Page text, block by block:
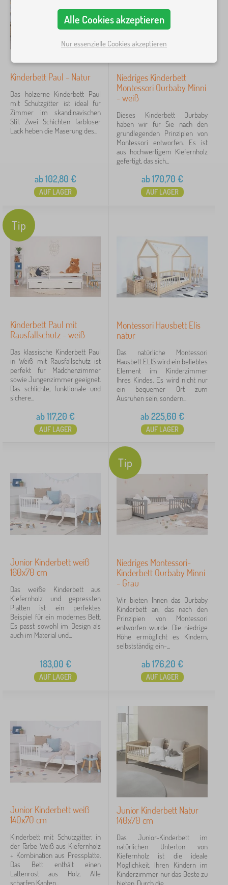
Kinderbett Paul - Natur
Das hölzerne Kinderbett Paul
mit Schutzgitter ist ideal für
Zimmer im skandinavischen
Stil. Zwei Schichten farbloser
Lack heben die Maserung des...
ab102,80 €
AUF LAGER
Niedriges Kinderbett
Montessori Ourbaby Minni
- weiß
Dieses Kinderbett Ourbaby
haben wir für Sie nach den
grundlegenden Prinzipien von
Montessori entworfen. Es ist
aus hochwertigem Kiefernholz
gefertigt, das sich...
ab170,70 €
AUF LAGER
Tip
Kinderbett Paul mit
Rausfallschutz - weiß
Das klassische Kinderbett Paul
in Weiß mit Rausfallschutz ist
perfekt für Mädchenzimmer
sowie Jungenzimmer geeignet.
Das schlichte, funktionale und
sichere...
ab117,20 €
AUF LAGER
Montessori Hausbett Elis
natur
Das natürliche Montessori
Hausbett ELIS wird ein beliebtes
Element im Kinderzimmer
Ihres Kindes. Es wird nicht nur
ein bequemer Ort zum
Ausruhen sein, sondern...
ab225,60 €
AUF LAGER
Junior Kinderbett weiß
160x70 cm
Das weiße Kinderbett aus
Kiefernholz und gepressten
Platten ist ein perfektes
Beispiel für ein modernes Bett.
Es passt sowohl im Design als
auch im Material und...
183,00 €
AUF LAGER
Tip
Niedriges Montessori-
Kinderbett Ourbaby Minni
- Grau
Wir bieten Ihnen das Ourbaby
Kinderbett an, das nach den
Prinzipien von Montessori
entworfen wurde. Die niedrige
Höhe ermöglicht es Kindern,
selbstständig ein-...
ab176,20 €
AUF LAGER
Junior Kinderbett weiß
140x70 cm
Kinderbett mit Schutzgitter, in
der Farbe Weiß aus Kiefernholz
+ Kombination aus Pressplatte.
Das Bett enthält einen
Lattenrost aus Holz. Alle
scharfen Kanten...
Junior Kinderbett Natur
140x70 cm
Das Junior-Kinderbett im
natürlichen Unterton von
Kiefernholz ist die ideale
Möglichkeit, Ihren Kindern im
Kinderzimmer nur das Beste zu
Alle Cookies akzeptieren
Nur essenzielle Cookies akzeptieren